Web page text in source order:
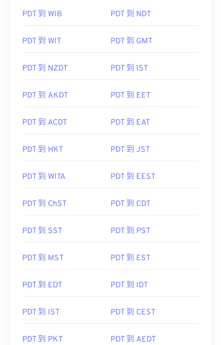
PDT 到 WIB PDT 到 NDT
PDT 到 WIT PDT 到 GMT
PDT 到 NZDT PDT 到 IST
PDT 到 AKDT PDT 到 EET
PDT 到 ACDT PDT 到 EAT
PDT 到 HKT PDT 到 JST
PDT 到 WITA PDT 到 EEST
PDT 到 ChST PDT 到 CDT
PDT 到 SST PDT 到 PST
PDT 到 MST PDT 到 EST
PDT 到 EDT PDT 到 IDT
PDT 到 IST PDT 到 CEST
PDT 到 PKT PDT 到 AEDT